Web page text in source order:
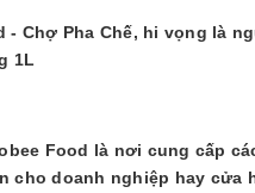
- Chợ Pha Chế, hi vọng là
1L
Food là nơi cung cấp
cho doanh nghiệp hay cửa